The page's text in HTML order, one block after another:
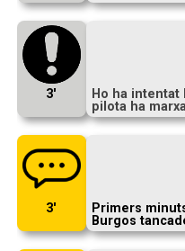
3′
Ho ha intentat
pilota ha
3′
Primers
Burgos